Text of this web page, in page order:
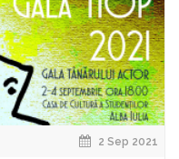
2 Sep 2021